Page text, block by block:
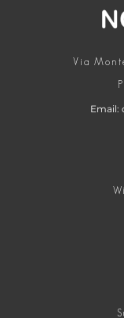
Via
Email: